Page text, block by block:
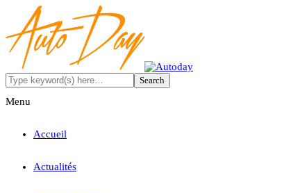
Menu
Accueil
Actualités